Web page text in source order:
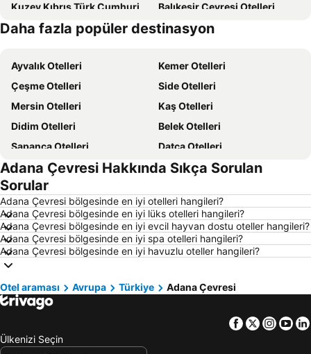
Kuzey Kıbrıs Türk Cumhuriyeti Otelleri
Balıkesir Çevresi Otelleri
Ege Sahilleri Otelleri
Aydın Çevresi Otelleri
Daha fazla popüler destinasyon
Ayvalık Otelleri
Kemer Otelleri
Çeşme Otelleri
Side Otelleri
Mersin Otelleri
Kaş Otelleri
Didim Otelleri
Belek Otelleri
Sapanca Otelleri
Datça Otelleri
İstanbul Otelleri
Alaçatı Otelleri
İzmir Otelleri
Bozcaada Otelleri
Manavgat Otelleri
Çanakkale Otelleri
Ölüdeniz Otelleri
Erdek Otelleri
Kıbrıs Otelleri
Türkiye Otelleri
İzmir Çevresi Otelleri
Mersin Çevresi Otelleri
Ege Bölgesi Otelleri
Yunanistan Otelleri
Adana Çevresi Hakkında Sıkça Sorulan
Sorular
Adana Çevresi bölgesinde en iyi otelleri hangileri?
Adana Çevresi bölgesinde en iyi lüks otelleri hangileri?
Adana Çevresi bölgesinde en iyi evcil hayvan dostu oteller hangileri?
Adana Çevresi bölgesinde en iyi spa otelleri hangileri?
Adana Çevresi bölgesinde en iyi havuzlu oteller hangileri?
Otel araması Avrupa Türkiye Adana Çevresi
Facebook
Twitter
Ülkenizi Seçin